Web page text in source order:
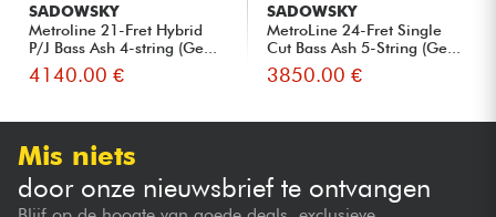
SADOWSKY
Metroline 21-Fret Hybrid
P/J Bass Ash 4-string (Ge...
4140.00 €
SADOWSKY
MetroLine 24-Fret Single
Cut Bass Ash 5-String (Ge...
3850.00 €
Mis niets
door onze nieuwsbrief te ontvangen